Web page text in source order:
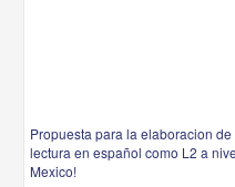
Propuesta para la elaboracion
lectura en español como L2 a
Mexico!